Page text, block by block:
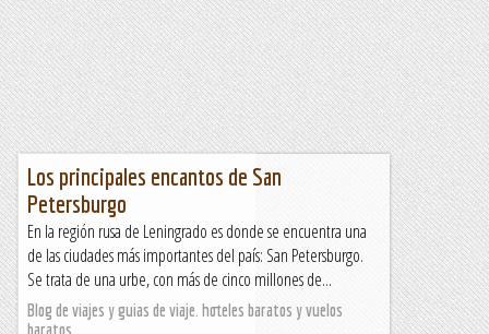
Los principales encantos de San
Petersburgo
En la región rusa de Leningrado es donde se encuentra una
de las ciudades más importantes del país: San Petersburgo.
Se trata de una urbe, con más de cinco millones de...
Blog de viajes y guias de viaje. hoteles baratos y vuelos
baratos